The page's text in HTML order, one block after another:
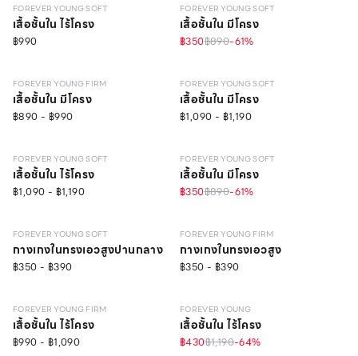
FOREVER YOUNG SOFT
เสื้อชั้นใน ไร้โครง
฿990
FOREVER YOUNG SOFT
เสื้อชั้นใน มีโครง
฿350฿890-61%
LEVEL 1
FOREVER YOUNG FIRM
เสื้อชั้นใน มีโครง
฿890 - ฿990
LEVEL 1
FOREVER YOUNG SOFT
เสื้อชั้นใน มีโครง
฿1,090 - ฿1,190
LEVEL 1
FOREVER YOUNG SOFT
เสื้อชั้นใน ไร้โครง
฿1,090 - ฿1,190
LEVEL 1
FOREVER YOUNG SOFT
เสื้อชั้นใน มีโครง
฿350฿890-61%
FOREVER YOUNG SOFT
กางเกงในทรงเอวสูงปานกลาง
฿350 - ฿390
FOREVER YOUNG FIRM
กางเกงในทรงเอวสูง
฿350 - ฿390
LEVEL 1
FOREVER YOUNG FIRM
เสื้อชั้นใน ไร้โครง
฿990 - ฿1,090
LEVEL 1 ONLINE EXCLUSIVE
FOREVER YOUNG
เสื้อชั้นใน ไร้โครง
฿430฿1,190-64%
LEVEL 1